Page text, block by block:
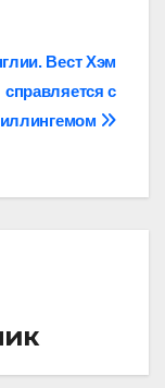
Вест Хэм
справляется с